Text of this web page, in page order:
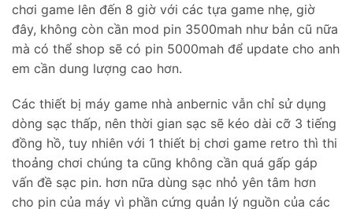
chơi game lên đến 8 giờ với các tựa game nhẹ, giờ
đây, không còn cần mod pin 3500mah như bản cũ nữa
mà có thể shop sẽ có pin 5000mah để update cho anh
em cần dung lượng cao hơn.
Các thiết bị máy game nhà anbernic vẫn chỉ sử dụng
dòng sạc thấp, nên thời gian sạc sẽ kéo dài cỡ 3 tiếng
đồng hồ, tuy nhiên với 1 thiết bị chơi game retro thì thi
thoảng chơi chúng ta cũng không cần quá gấp gáp
vấn đề sạc pin. hơn nữa dùng sạc nhỏ yên tâm hơn
cho pin của máy vì phần cứng quản lý nguồn của các